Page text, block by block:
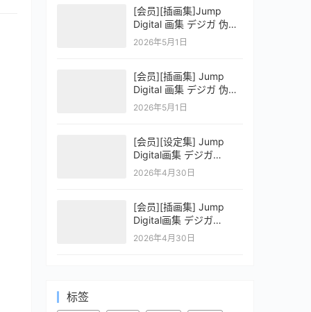
[会员][插画集]Jump
Digital 画集 デジガ 伪恋
ニセコイ 2
2026年5月1日
[会员][插画集] Jump
Digital 画集 デジガ 伪恋
ニセコイ 1
2026年5月1日
[会员][设定集] Jump
Digital画集 デジガ
CLAYMORE 2
2026年4月30日
[会员][插画集] Jump
Digital画集 デジガ
CLAYMORE 1
2026年4月30日
标签